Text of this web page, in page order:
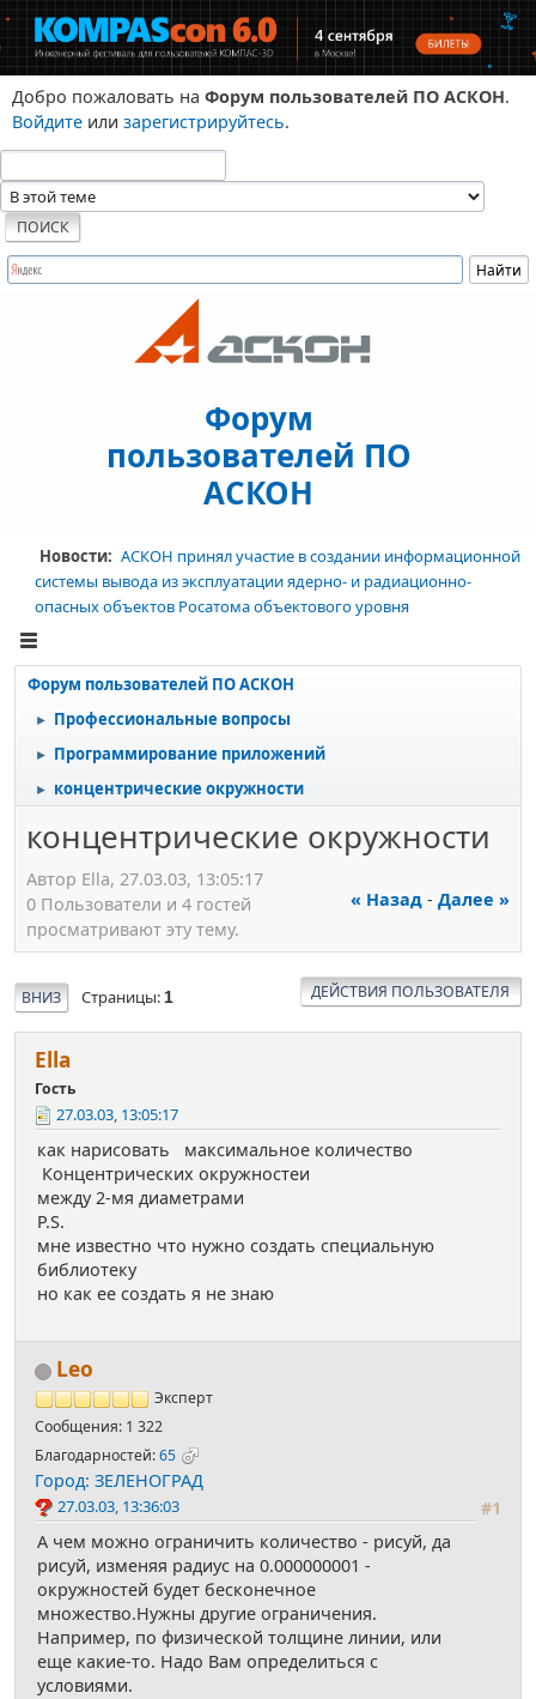
Добро пожаловать на Форум пользователей ПО АСКОН.
Войдите или зарегистрируйтесь.
Форум
пользователей ПО
АСКОН
Новости: АСКОН принял участие в создании информационной
системы вывода из эксплуатации ядерно- и радиационно-
опасных объектов Росатома объектового уровня
Форум пользователей ПО АСКОН
► Профессиональные вопросы
► Программирование приложений
► концентрические окружности
концентрические окружности
Автор Ella, 27.03.03, 13:05:17
« Назад - Далее »
0 Пользователи и 4 гостей
просматривают эту тему.
ВНИЗ Страницы 1 ДЕЙСТВИЯ ПОЛЬЗОВАТЕЛЯ
Ella
Гость
27.03.03, 13:05:17
как нарисовать максимальное количество
Концентрических окружностеи
между 2-мя диаметрами
P.S.
мне известно что нужно создать специaльную
библиотеку
но как ее создать я не знаю
Leo
Эксперт
Сообщения: 1 322
Благодарностей:65
Город: ЗЕЛЕНОГРАД
#1
27.03.03, 13:36:03
А чем можно ограничить количество - рисуй, да
рисуй, изменяя радиус на 0.000000001 -
окружностей будет бесконечное
множество.Нужны другие ограничения.
Например, по физической толщине линии, или
еще какие-то. Надо Вам определиться с
условиями.